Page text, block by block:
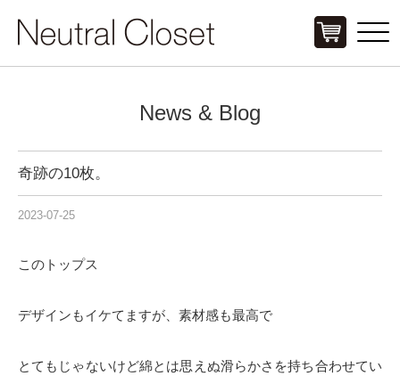
Click
News & Blog
奇跡の10枚。
2023-07-25
このトップス
デザインもイケてますが、素材感も最高で
とてもじゃないけど綿とは思えぬ滑らかさを持ち合わせてい